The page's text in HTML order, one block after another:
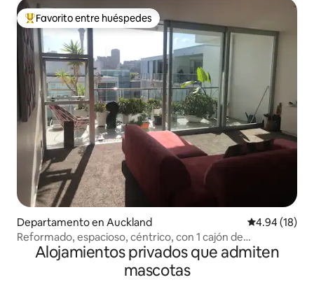
De los mejores en Favorito entre huéspedes
Favorito entre huéspedes
Departamento en Auckland Calificación
4.94 (18)
Reformado, espacioso, céntrico, con 1 cajón de
estacionamiento
Alojamientos privados que admiten
mascotas